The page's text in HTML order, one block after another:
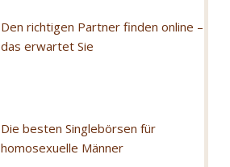
Den richtigen Partner finden online –
das erwartet Sie
Die besten Singlebörsen für
homosexuelle Männer